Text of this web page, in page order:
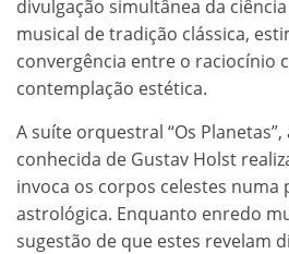
divulgação simultânea da
musical de tradição clássica,
convergência entre o raciocínio
contemplação estética.
A suíte orquestral “Os
conhecida de Gustav Holst
invoca os corpos celestes numa
astrológica. Enquanto enredo
sugestão de que estes revelam